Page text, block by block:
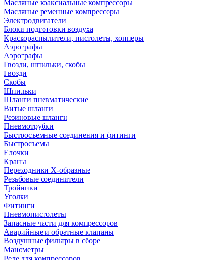
Масляные коаксиальные компрессоры
Масляные ременные компрессоры
Электродвигатели
Блоки подготовки воздуха
Краскораспылители, пистолеты, хопперы
Аэрографы
Аэрографы
Гвозди, шпильки, скобы
Гвозди
Скобы
Шпильки
Шланги пневматические
Витые шланги
Резиновые шланги
Пневмотрубки
Быстросъемные соединения и фитинги
Быстросъемы
Елочки
Краны
Переходники Х-образные
Резьбовые соединители
Тройники
Уголки
Фитинги
Пневмопистолеты
Запасные части для компрессоров
Аварийные и обратные клапаны
Воздушные фильтры в сборе
Манометры
Реле для компрессоров